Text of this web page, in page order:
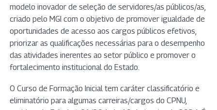
modelo inovador de seleção de servidores/as públicos/as,
criado pelo MGI com o objetivo de promover igualdade de
oportunidades de acesso aos cargos públicos efetivos,
priorizar as qualificações necessárias para o desempenho
das atividades inerentes ao setor público e promover o
fortalecimento institucional do Estado.
O Curso de Formação Inicial tem caráter classificatório e
eliminatório para algumas carreiras/cargos do CPNU,